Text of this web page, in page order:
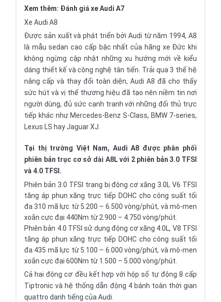
Xem thêm: Đánh giá xe Audi A7
Xe Audi A8
Được sản xuất và phát triển bởi Audi từ năm 1994, A8
là mẫu sedan cao cấp bậc nhất của hãng xe Đức khi
không ngừng cập nhật những xu hướng mới về kiểu
dáng thiết kế và công nghệ tân tiến. Trải qua 3 thế hệ
nâng cấp và thay đổi toàn diện, Audi A8 đã cho thấy
sức hút và vị thế thương hiệu đã tạo nên niềm tin nơi
người dùng, đủ sức cạnh tranh với những đối thủ trực
tiếp khác như Mercedes-Benz S-Class, BMW 7-series,
Lexus LS hayJaguar XJ.
Tại thị trường Việt Nam, Audi A8 được phân phối
phiên bản trục cơ sở dài A8L với 2 phiên bản 3.0 TFSI
và 4.0 TFSI.
Phiên bản 3.0 TFSI trang bị động cơ xăng 3.0L V6 TFSI
tăng áp phun xăng trực tiếp DOHC cho công suất tối
đa 310 mã lực từ 5.200 – 6.500 vòng/phút, và mô-men
xoắn cực đại 440Nm từ 2.900 – 4.750 vòng/phút.
Phiên bản 4.0 TFSI sử dụng động cơ xăng 4.0L, V8 TFSI
tăng áp phun xăng trực tiếp DOHC cho công suất tối
đa 435 mã lực từ 5.100 – 6.000 vòng/phút, và mô-men
xoắn cực đại 600Nm từ 1.500 – 5.000 vòng/phút.
Cả hai động cơ đều kết hợp với hộp số tự động 8 cấp
Tiptronic và hệ thống dẫn động 4 bánh toàn thời gian
quattro danh tiếng của Audi.